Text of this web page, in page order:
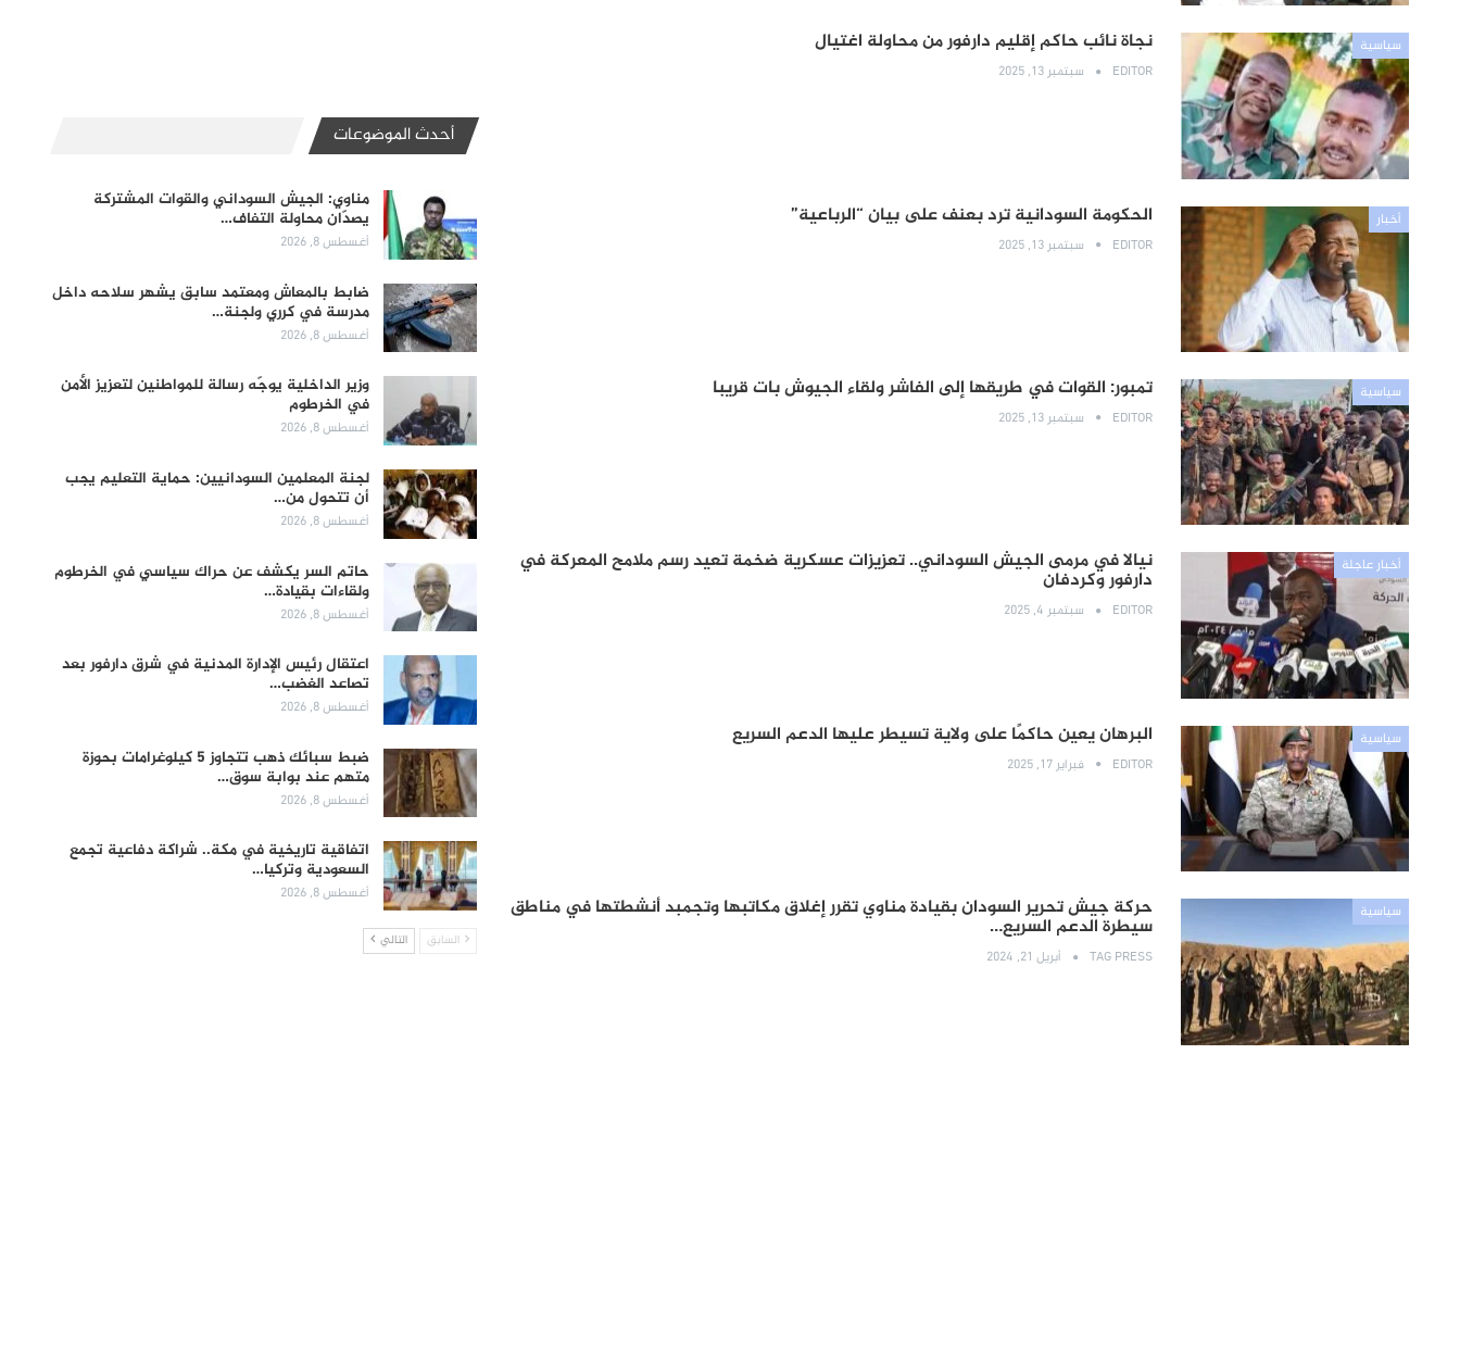
سياسية نجاة نائب حاكم إقليم دارفور من محاولة اغتيال
EDITOR سبتمبر 13, 2025
أخبار الحكومة السودانية ترد بعنف على بيان “الرباعية”
EDITOR سبتمبر 13, 2025
سياسية تمبور: القوات في طريقها إلى الفاشر ولقاء الجيوش بات قريبا
EDITOR سبتمبر 13, 2025
أخبار عاجلة نيالا في مرمى الجيش السوداني.. تعزيزات عسكرية ضخمة تعيد رسم ملامح المعركة في
دارفور وكردفان
EDITOR سبتمبر 4, 2025
سياسية البرهان يعين حاكمًا على ولاية تسيطر عليها الدعم السريع
EDITOR فبراير 17, 2025
سياسية حركة جيش تحرير السودان بقيادة مناوي تقرر إغلاق مكاتبها وتجمبد أنشطتها في مناطق
سيطرة الدعم السريع…
TAG PRESS أبريل 21, 2024
أحدث الموضوعات
مناوي: الجيش السوداني والقوات المشتركة
يصدّان محاولة التفاف…
أغسطس 8, 2026
ضابط بالمعاش ومعتمد سابق يشهر سلاحه داخل
مدرسة في كرري ولجنة…
أغسطس 8, 2026
وزير الداخلية يوجّه رسالة للمواطنين لتعزيز الأمن
في الخرطوم
أغسطس 8, 2026
لجنة المعلمين السودانيين: حماية التعليم يجب
أن تتحول من…
أغسطس 8, 2026
حاتم السر يكشف عن حراك سياسي في الخرطوم
ولقاءات بقيادة…
أغسطس 8, 2026
اعتقال رئيس الإدارة المدنية في شرق دارفور بعد
تصاعد الغضب…
أغسطس 8, 2026
ضبط سبائك ذهب تتجاوز 5 كيلوغرامات بحوزة
متهم عند بوابة سوق…
أغسطس 8, 2026
اتفاقية تاريخية في مكة.. شراكة دفاعية تجمع
السعودية وتركيا…
أغسطس 8, 2026
السابق التالي